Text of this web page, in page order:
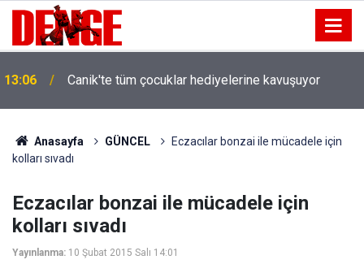
13:06 Canik'te tüm çocuklar hediyelerine kavuşuyor
Anasayfa GÜNCEL
Eczacılar bonzai ile mücadele için
kolları sıvadı
Eczacılar bonzai ile mücadele için
kolları sıvadı
Yayınlanma: 10 Şubat 2015 Salı 14:01